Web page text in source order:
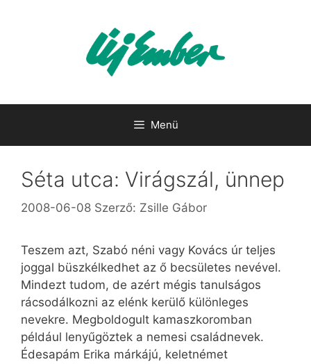
Menü
Séta utca: Virágszál, ünnep
2008-06-08 Szerző: Zsille Gábor
Teszem azt, Szabó néni vagy Kovács úr teljes
joggal büszkélkedhet az ő becsületes nevével.
Mindezt tudom, de azért mégis tanulságos
rácsodálkozni az elénk kerülő különleges
nevekre. Megboldogult kamaszkoromban
például lenyűgöztek a nemesi családnevek.
Édesapám Erika márkájú, keletnémet